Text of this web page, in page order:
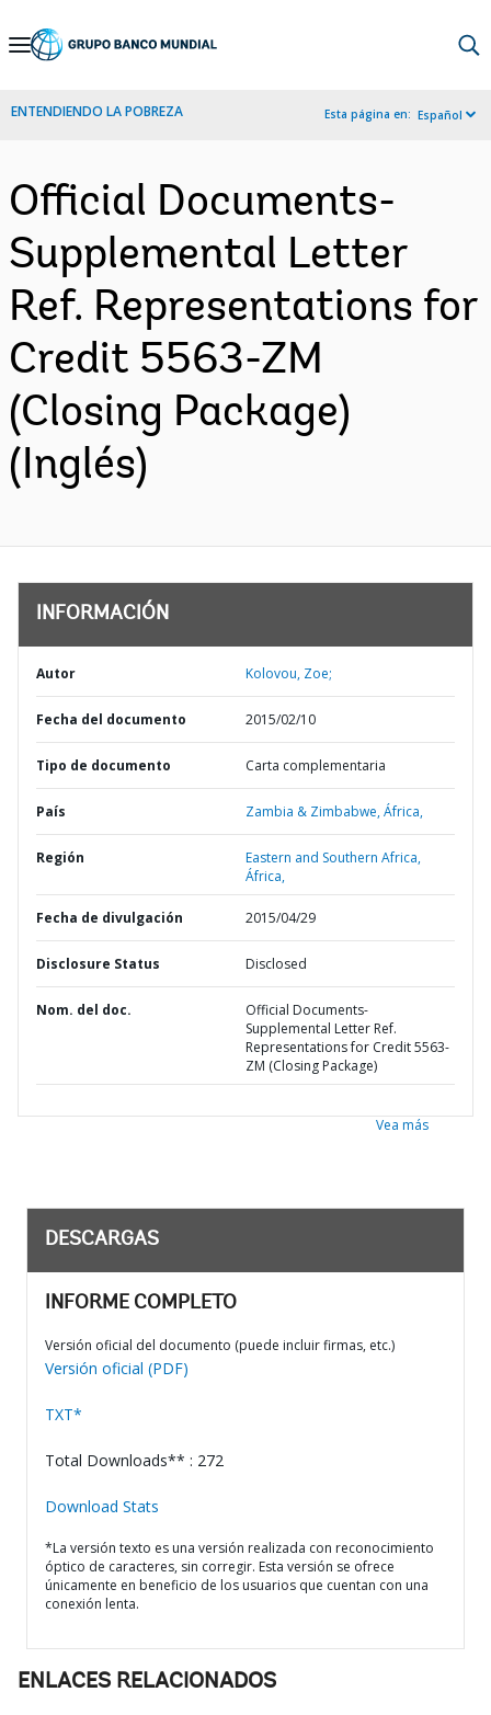
Skip
Navigation
ENTENDIENDO LA POBREZA Esta página en: Español
Official Documents-
Supplemental Letter
Ref. Representations for
Credit 5563-ZM
(Closing Package)
(Inglés)
INFORMACIÓN
Autor Kolovou, Zoe;
Fecha del documento 2015/02/10
Tipo de documento Carta complementaria
País Zambia & Zimbabwe,África,
Región
Eastern and Southern Africa,
África,
Fecha de divulgación 2015/04/29
Disclosure Status Disclosed
Nom. del doc.
Official Documents-
Supplemental Letter Ref.
Representations for Credit 5563-
ZM (Closing Package)
Vea más
DESCARGAS
INFORME COMPLETO
Versión oficial del documento (puede incluir firmas, etc.)
Versión oficial (PDF)
TXT*
Total Downloads** : 272
Download Stats
*La versión texto es una versión realizada con reconocimiento
óptico de caracteres, sin corregir. Esta versión se ofrece
únicamente en beneficio de los usuarios que cuentan con una
conexión lenta.
ENLACES RELACIONADOS